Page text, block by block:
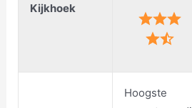
Kijkhoek
Hoogste